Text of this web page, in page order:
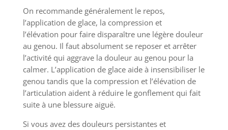
On recommande généralement le repos,
l’application de glace, la compression et
l’élévation pour faire disparaître une légère douleur
au genou. Il faut absolument se reposer et arrêter
l’activité qui aggrave la douleur au genou pour la
calmer. L’application de glace aide à insensibiliser le
genou tandis que la compression et l’élévation de
l’articulation aident à réduire le gonflement qui fait
suite à une blessure aiguë.
Si vous avez des douleurs persistantes et